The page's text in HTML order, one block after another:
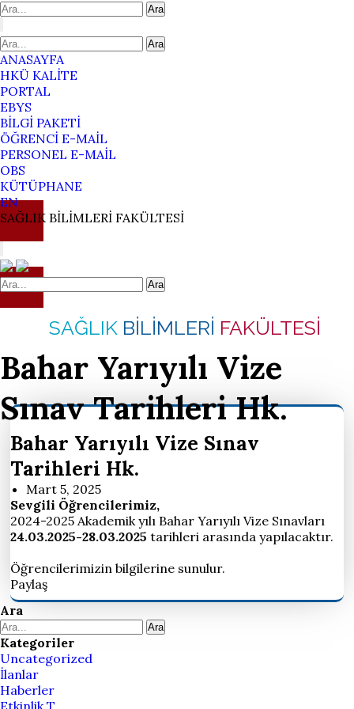
Ara
Ara
ANASAYFA
HKÜ KALİTE
PORTAL
EBYS
BİLGİ PAKETİ
ÖĞRENCİ E-MAİL
PERSONEL E-MAİL
OBS
KÜTÜPHANE
EN
SAĞLIK BİLİMLERİ FAKÜLTESİ
Ara
SAĞLIK BİLİMLERİ FAKÜLTESİ
Bahar Yarıyılı Vize
Sınav Tarihleri Hk.
Bahar Yarıyılı Vize Sınav
Tarihleri Hk.
Mart 5, 2025
Sevgili Öğrencilerimiz,
2024-2025 Akademik yılı Bahar Yarıyılı Vize Sınavları
24.03.2025-28.03.2025tarihleri arasında yapılacaktır.
Öğrencilerimizin bilgilerine sunulur.
Paylaş
Ara
Ara
Kategoriler
Uncategorized
İlanlar
Haberler
Etkinlik T